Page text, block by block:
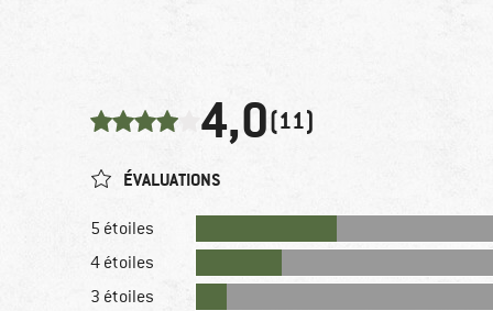
4,0(11)
ÉVALUATIONS
5 étoiles
4 étoiles
3 étoiles